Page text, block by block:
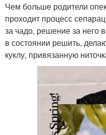
Чем больше родители
проходит процесс
за чадо, решение за него
в состоянии решить,
куклу, привязанную